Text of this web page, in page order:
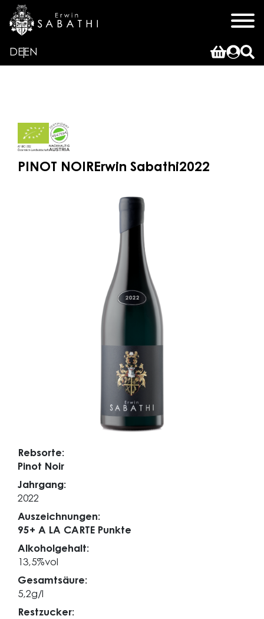
DEEN
PINOT NOIRErwin Sabathi2022
Rebsorte:
Pinot Noir
Jahrgang:
2022
Auszeichnungen:
95+ A LA CARTE Punkte
Alkoholgehalt:
13,5%vol
Gesamtsäure:
5,2g/l
Restzucker: